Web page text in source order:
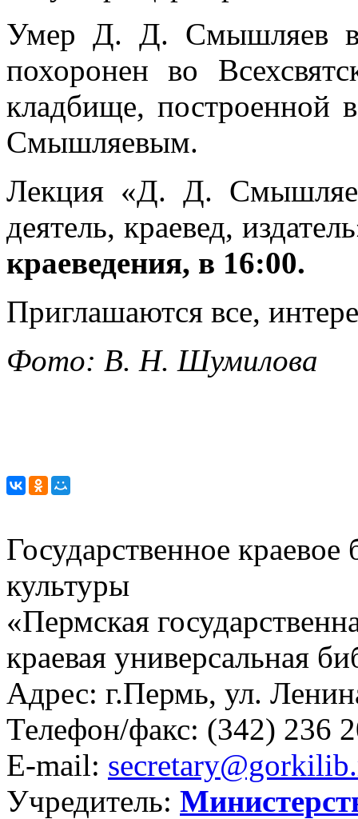
Умер Д. Д. Смышляев в
похоронен во
кладбище, построенной
Смышляевым.
Лекция «Д. Д.
деятель, краевед,
краеведения, в 16:00.
Приглашаются все,
Фото: В. Н. Шумилова
Государственное
культуры
«Пермская
краевая универсальная
Адрес: г.Пермь, ул.
Телефон/факс: (342) 236
E-mail:
Учредитель: